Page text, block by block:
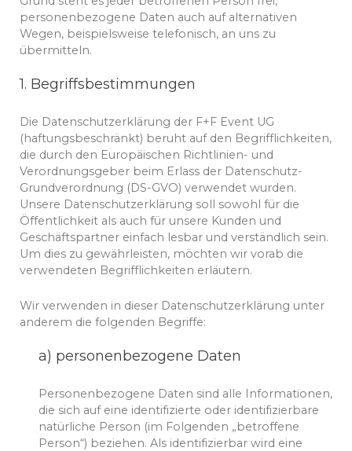
personenbezogene Daten auch auf alternativen
Wegen, beispielsweise telefonisch, an uns zu
übermitteln.
1. Begriffsbestimmungen
Die Datenschutzerklärung der F+F Event UG
(haftungsbeschränkt) beruht auf den Begrifflichkeiten,
die durch den Europäischen Richtlinien- und
Verordnungsgeber beim Erlass der Datenschutz-
Grundverordnung (DS-GVO) verwendet wurden.
Unsere Datenschutzerklärung soll sowohl für die
Öffentlichkeit als auch für unsere Kunden und
Geschäftspartner einfach lesbar und verständlich sein.
Um dies zu gewährleisten, möchten wir vorab die
verwendeten Begrifflichkeiten erläutern.
Wir verwenden in dieser Datenschutzerklärung unter
anderem die folgenden Begriffe:
a) personenbezogene Daten
Personenbezogene Daten sind alle Informationen,
die sich auf eine identifizierte oder identifizierbare
natürliche Person (im Folgenden „betroffene
Person“) beziehen. Als identifizierbar wird eine